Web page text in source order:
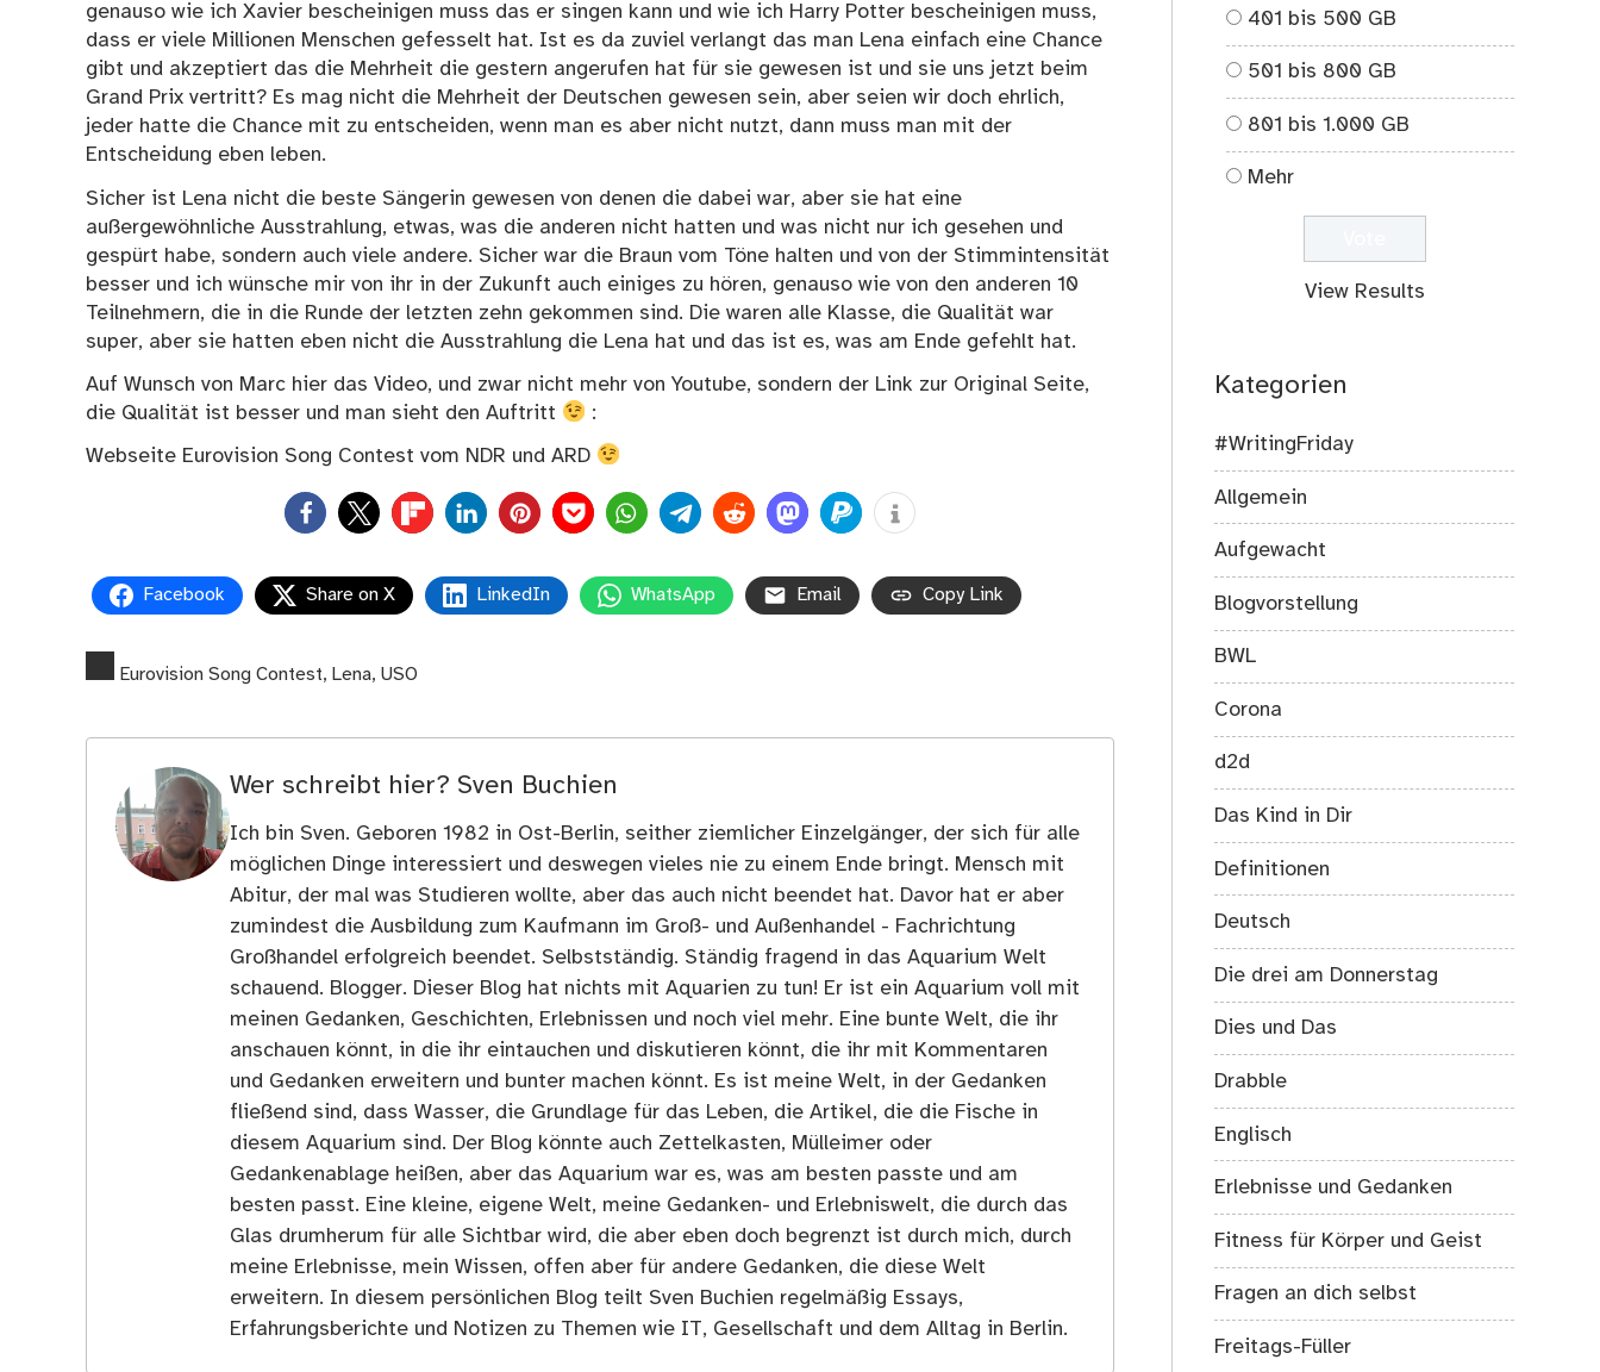
genauso wie ich Xavier bescheinigen muss das er singen kann und wie ich Harry Potter bescheinigen muss,
dass er viele Millionen Menschen gefesselt hat. Ist es da zuviel verlangt das man Lena einfach eine Chance
gibt und akzeptiert das die Mehrheit die gestern angerufen hat für sie gewesen ist und sie uns jetzt beim
Grand Prix vertritt? Es mag nicht die Mehrheit der Deutschen gewesen sein, aber seien wir doch ehrlich,
jeder hatte die Chance mit zu entscheiden, wenn man es aber nicht nutzt, dann muss man mit der
Entscheidung eben leben.
Sicher ist Lena nicht die beste Sängerin gewesen von denen die dabei war, aber sie hat eine
außergewöhnliche Ausstrahlung, etwas, was die anderen nicht hatten und was nicht nur ich gesehen und
gespürt habe, sondern auch viele andere. Sicher war die Braun vom Töne halten und von der Stimmintensität
besser und ich wünsche mir von ihr in der Zukunft auch einiges zu hören, genauso wie von den anderen 10
Teilnehmern, die in die Runde der letzten zehn gekommen sind. Die waren alle Klasse, die Qualität war
super, aber sie hatten eben nicht die Ausstrahlung die Lena hat und das ist es, was am Ende gefehlt hat.
Auf Wunsch von Marc hier das Video, und zwar nicht mehr von Youtube, sondern der Link zur Original Seite,
die Qualität ist besser und man sieht den Auftritt
:
Webseite Eurovision Song Contest vom NDR und ARD
0
Facebook Share on X LinkedIn WhatsApp Email Copy Link
Eurovision Song Contest, Lena, USO
Wer schreibt hier? Sven Buchien
Ich bin Sven. Geboren 1982 in Ost-Berlin, seither ziemlicher Einzelgänger, der sich für alle
möglichen Dinge interessiert und deswegen vieles nie zu einem Ende bringt. Mensch mit
Abitur, der mal was Studieren wollte, aber das auch nicht beendet hat. Davor hat er aber
zumindest die Ausbildung zum Kaufmann im Groß- und Außenhandel - Fachrichtung
Großhandel erfolgreich beendet. Selbstständig. Ständig fragend in das Aquarium Welt
schauend. Blogger. Dieser Blog hat nichts mit Aquarien zu tun! Er ist ein Aquarium voll mit
meinen Gedanken, Geschichten, Erlebnissen und noch viel mehr. Eine bunte Welt, die ihr
anschauen könnt, in die ihr eintauchen und diskutieren könnt, die ihr mit Kommentaren
und Gedanken erweitern und bunter machen könnt. Es ist meine Welt, in der Gedanken
fließend sind, dass Wasser, die Grundlage für das Leben, die Artikel, die die Fische in
diesem Aquarium sind. Der Blog könnte auch Zettelkasten, Mülleimer oder
Gedankenablage heißen, aber das Aquarium war es, was am besten passte und am
besten passt. Eine kleine, eigene Welt, meine Gedanken- und Erlebniswelt, die durch das
Glas drumherum für alle Sichtbar wird, die aber eben doch begrenzt ist durch mich, durch
meine Erlebnisse, mein Wissen, offen aber für andere Gedanken, die diese Welt
erweitern. In diesem persönlichen Blog teilt Sven Buchien regelmäßig Essays,
Erfahrungsberichte und Notizen zu Themen wie IT, Gesellschaft und dem Alltag in Berlin.
401 bis 500 GB
501 bis 800 GB
801 bis 1.000 GB
Mehr
View Results
Kategorien
#WritingFriday
Allgemein
Aufgewacht
Blogvorstellung
BWL
Corona
d2d
Das Kind in Dir
Definitionen
Deutsch
Die drei am Donnerstag
Dies und Das
Drabble
Englisch
Erlebnisse und Gedanken
Fitness für Körper und Geist
Fragen an dich selbst
Freitags-Füller